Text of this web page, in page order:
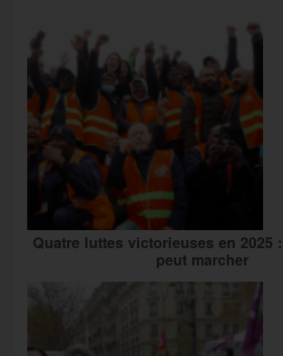
Quatre luttes victorieuses en 2025
peut marcher